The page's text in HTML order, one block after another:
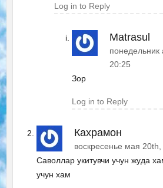
Log in to Reply
Matrasul
20:25
Зор
Log in to Reply
Кахрамон
воскресенье мая
Саволлар укитувчи учун жуда
учун хам